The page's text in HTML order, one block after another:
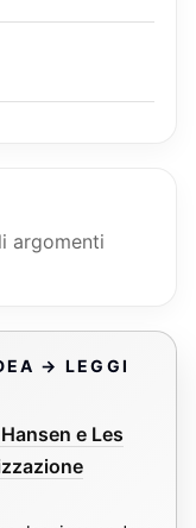
argomenti
→ LEGGI
e Les